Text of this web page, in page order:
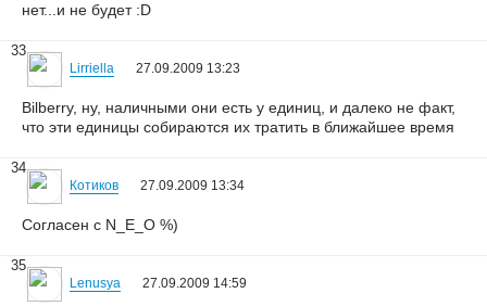
нет...и не будет :D
33
Lirriella 27.09.2009 13:23
Bilberry, ну, наличными они есть у единиц, и далеко не факт,
что эти единицы собираются их тратить в ближайшее время
34
Котиков 27.09.2009 13:34
Согласен с N_E_O %)
35
Lenusya 27.09.2009 14:59